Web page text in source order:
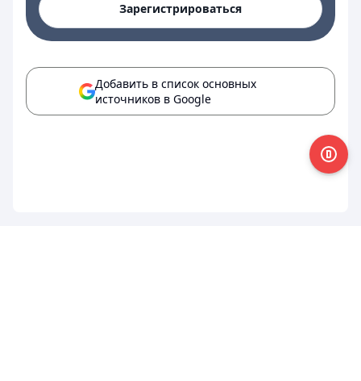
Зарегистрироваться
Добавить в список основных
источников в Google